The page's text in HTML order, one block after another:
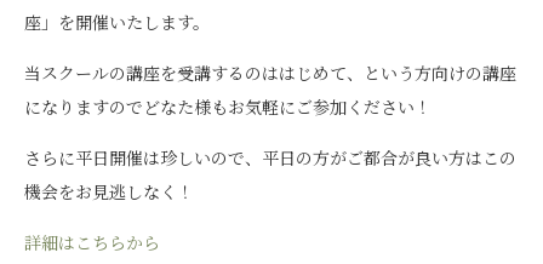
座」を開催いたします。
当スクールの講座を受講するのははじめて、という方向けの講座
になりますのでどなた様もお気軽にご参加ください！
さらに平日開催は珍しいので、平日の方がご都合が良い方はこの
機会をお見逃しなく！
詳細はこちらから